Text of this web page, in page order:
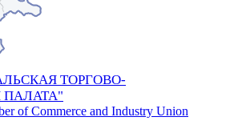
ТОРГОВО-
of Commerce and Industry Union